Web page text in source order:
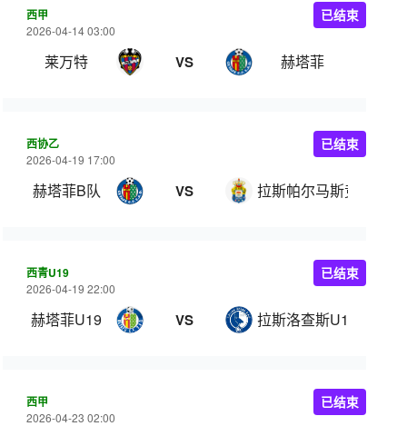
西甲
2026-04-14 03:00
莱万特 VS 赫塔菲
已结束
西协乙
2026-04-19 17:00
赫塔菲B队 VS 拉斯帕尔马斯竞技
已结束
西青U19
2026-04-19 22:00
赫塔菲U19 VS 拉斯洛查斯U19
已结束
西甲
2026-04-23 02:00
已结束